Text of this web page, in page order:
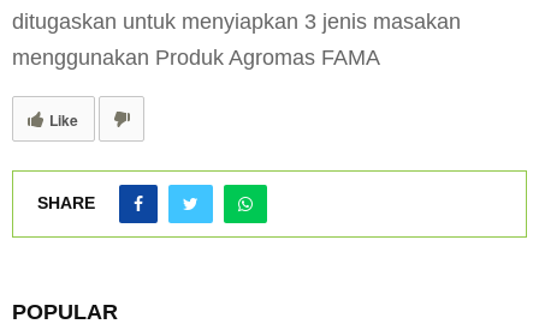
ditugaskan untuk menyiapkan 3 jenis masakan
menggunakan Produk Agromas FAMA
Like
SHARE
POPULAR